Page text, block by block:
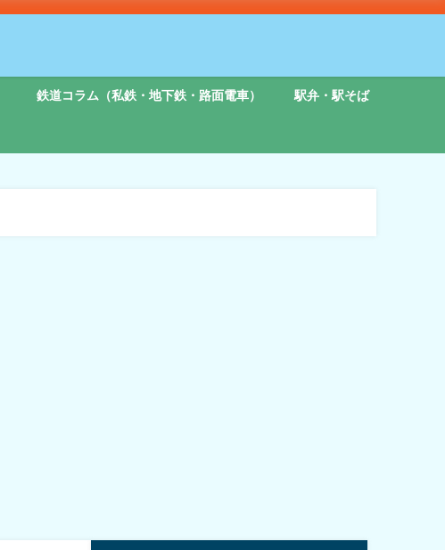
鉄道コラム（私鉄・地下鉄・路面電車） 駅弁・駅そば